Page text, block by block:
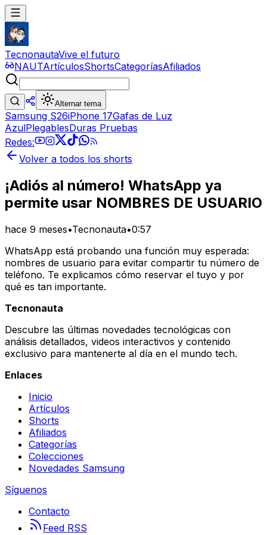
TecnonautaVive el futuro
NAUTArtículosShortsCategoríasAfiliados
Alternar tema
Samsung S26iPhone 17Gafas de Luz
AzulPlegablesDuras Pruebas
Redes:
Volver a todos los shorts
¡Adiós al número! WhatsApp ya
permite usar NOMBRES DE USUARIO
hace 9 meses•Tecnonauta•0:57
WhatsApp está probando una función muy esperada:
nombres de usuario para evitar compartir tu número de
teléfono. Te explicamos cómo reservar el tuyo y por
qué es tan importante.
Tecnonauta
Descubre las últimas novedades tecnológicas con
análisis detallados, videos interactivos y contenido
exclusivo para mantenerte al día en el mundo tech.
Enlaces
Inicio
Artículos
Shorts
Afiliados
Categorías
Colecciones
Novedades Samsung
Síguenos
Contacto
Feed RSS